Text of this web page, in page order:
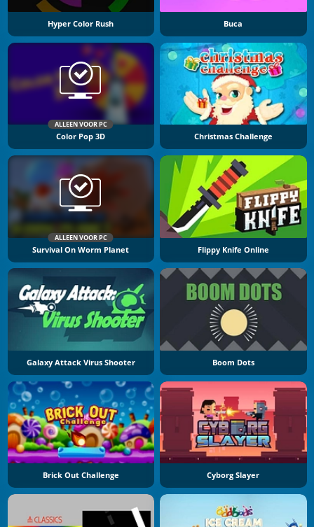
Hyper Color Rush Buca
ALLEEN VOOR PC
Color Pop 3D Christmas Challenge
ALLEEN VOOR PC
Survival On Worm Planet Flippy Knife Online
Galaxy Attack Virus Shooter Boom Dots
Brick Out Challenge Cyborg Slayer